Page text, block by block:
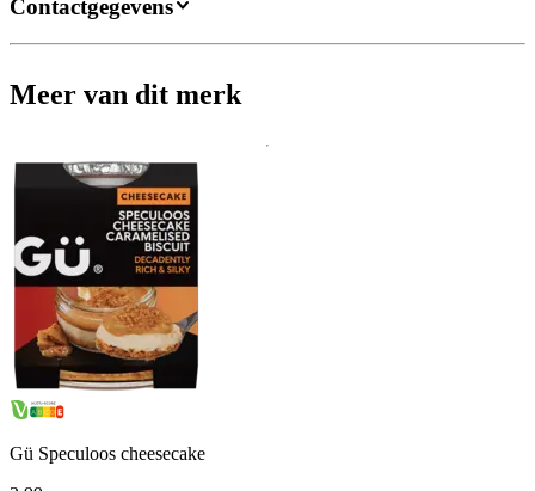
Contactgegevens
Meer van dit merk
Gü Speculoos cheesecake